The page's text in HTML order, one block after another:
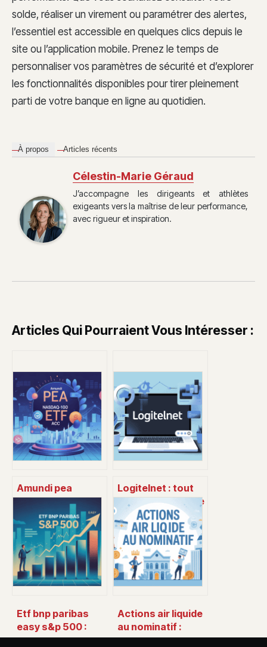
solde, réaliser un virement ou paramétrer des alertes,
l’essentiel est accessible en quelques clics depuis le
site ou l’application mobile. Prenez le temps de
personnaliser vos paramètres de sécurité et d’explorer
les fonctionnalités disponibles pour tirer pleinement
parti de votre banque en ligne au quotidien.
À propos Articles récents
Célestin-Marie Géraud
J’accompagne les dirigeants et athlètes
exigeants vers la maîtrise de leur performance,
avec rigueur et inspiration.
Articles Qui Pourraient Vous Intéresser :
Amundi pea
nasdaq-100 ucits
etf acc : avis, frais
et mode d’emploi
Logitelnet : tout
comprendre sur le
logiciel, ses
usages et ses
alternatives
Etf bnp paribas
easy s&p 500 :
avis, frais et mode
Actions air liquide
au nominatif :
fonctionnement,